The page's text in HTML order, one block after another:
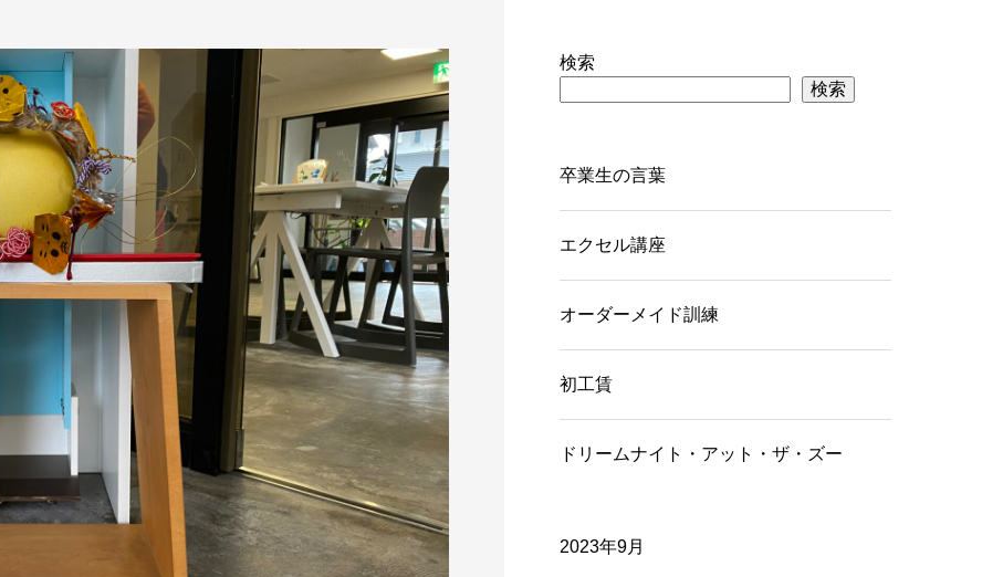
検索
検索
卒業生の言葉
エクセル講座
オーダーメイド訓練
初工賃
ドリームナイト・アット・ザ・ズー
2023年9月